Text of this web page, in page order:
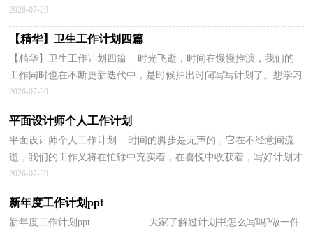
平，为构建安全、健康、和谐工商的长远目标努...
2026-07-29
【精华】卫生工作计划四篇
【精华】卫生工作计划四篇 时光飞逝，时间在慢慢推演，我们的
工作同时也在不断更新迭代中，是时候抽出时间写写计划了。想学习
拟定计划却不知道该请教谁？下面是小编精心整理的卫...
2026-07-29
平面设计师个人工作计划
平面设计师个人工作计划 时间的脚步是无声的，它在不经意间流
逝，我们的工作又将在忙碌中充实着，在喜悦中收获着，写好计划才
不会让我们努力的时候迷失方向哦。计划怎么写才能发...
2026-07-29
新年度工作计划ppt
新年度工作计划ppt 大家了解过计划书怎么写吗?做一件